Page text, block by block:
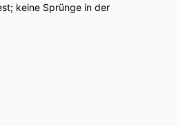
keine Sprünge in der